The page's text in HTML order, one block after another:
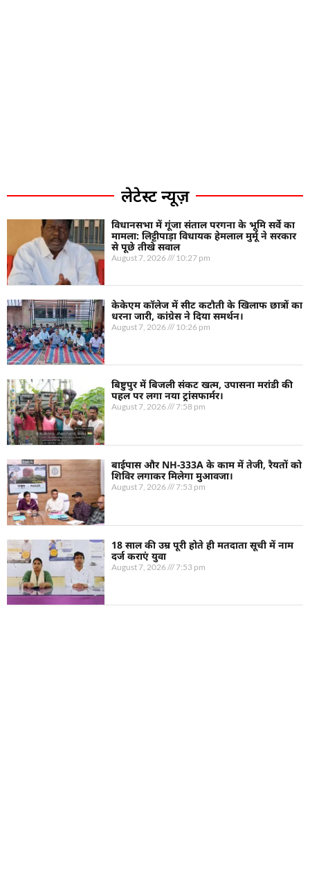
लेटेस्ट न्यूज़
विधानसभा में गूंजा संताल परगना के भूमि सर्वे का
मामला: लिट्टीपाड़ा विधायक हेमलाल मुर्मू ने सरकार
से पूछे तीखे सवाल
August 7, 2026 10:27 pm
केकेएम कॉलेज में सीट कटौती के खिलाफ छात्रों का
धरना जारी, कांग्रेस ने दिया समर्थन।
August 7, 2026 10:26 pm
बिष्टुपुर में बिजली संकट खत्म, उपासना मरांडी की
पहल पर लगा नया ट्रांसफार्मर।
August 7, 2026 7:58 pm
बाईपास और NH-333A के काम में तेजी, रैयतों को
शिविर लगाकर मिलेगा मुआवजा।
August 7, 2026 7:53 pm
18 साल की उम्र पूरी होते ही मतदाता सूची में नाम
दर्ज कराएं युवा
August 7, 2026 7:53 pm